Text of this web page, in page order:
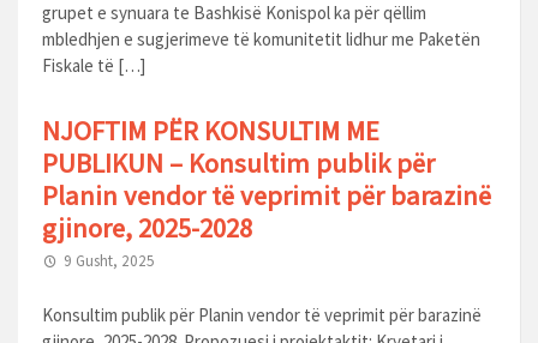
grupet e synuara te Bashkisë Konispol ka për qëllim
mbledhjen e sugjerimeve të komunitetit lidhur me Paketën
Fiskale të […]
NJOFTIM PËR KONSULTIM ME
PUBLIKUN – Konsultim publik për
Planin vendor të veprimit për barazinë
gjinore, 2025-2028
9 Gusht, 2025
Konsultim publik për Planin vendor të veprimit për barazinë